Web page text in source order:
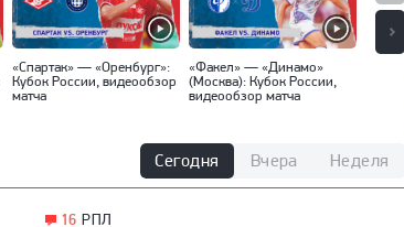
«Спартак» — «Оренбург»:
Кубок России, видеообзор
матча
«Факел» — «Динамо»
(Москва): Кубок России,
видеообзор матча
Сегодня Вчера Неделя
16 РПЛ